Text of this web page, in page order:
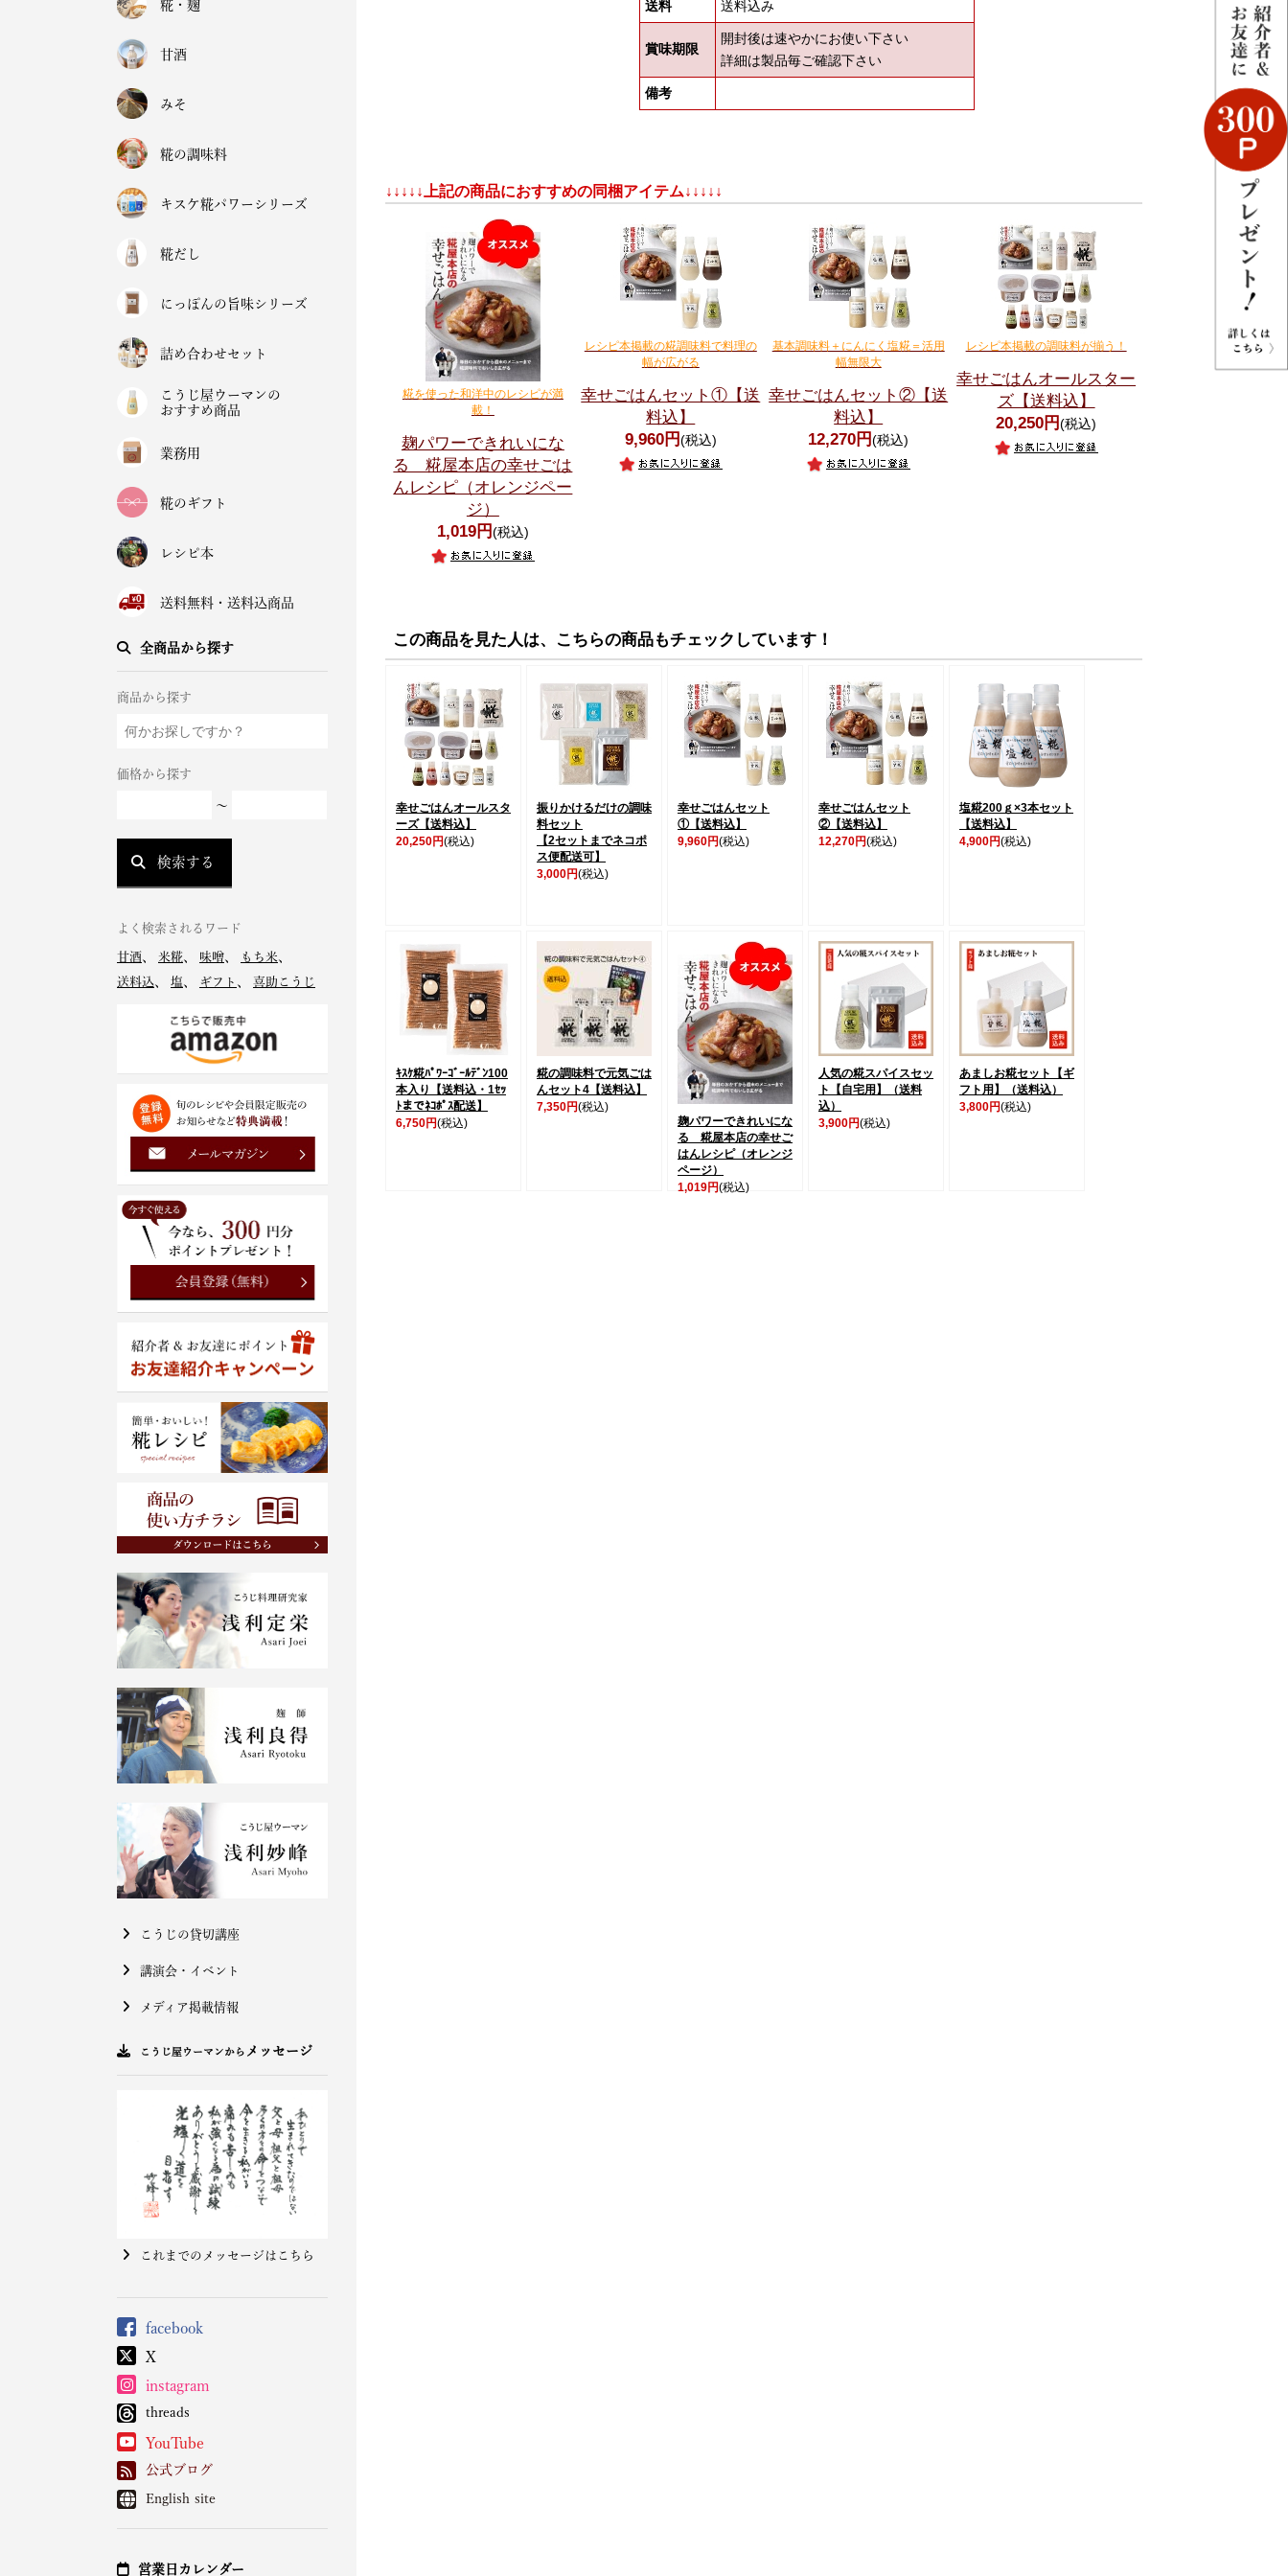
糀・麹
甘酒
みそ
糀の調味料
キスケ糀パワーシリーズ
糀だし
にっぽんの旨味シリーズ
詰め合わせセット
こうじ屋ウーマンの
おすすめ商品
業務用
糀のギフト
レシピ本
送料無料・送料込商品
全商品から探す
商品から探す
価格から探す
～
検索する
よく検索されるワード
甘酒 米糀 味噌 もち米
送料込
塩 ギフト 喜助こうじ
こうじの貸切講座
講演会・イベント
メディア掲載情報
こうじ屋ウーマンから メッセージ
これまでのメッセージはこちら
facebook
X
instagram
threads
YouTube
公式ブログ
English site
営業日カレンダー
送料 送料込み
賞味期限
開封後は速やかにお使い下さい
詳細は製品毎ご確認下さい
備考
↓↓↓↓↓上記の商品におすすめの同梱アイテム↓↓↓↓↓
糀を使った和洋中のレシピが満
載！
麹パワーできれいにな
る 糀屋本店の幸せごは
んレシピ（オレンジペー
ジ）
1,019円(税込)
レシピ本掲載の糀調味料で料理の
幅が広がる
幸せごはんセット①【送
料込】
9,960円(税込)
基本調味料＋にんにく塩糀＝活用
幅無限大
幸せごはんセット②【送
料込】
12,270円(税込)
レシピ本掲載の調味料が揃う！
幸せごはんオールスター
ズ【送料込】
20,250円(税込)
この商品を見た人は、こちらの商品もチェックしています！
幸せごはんオールスタ
ーズ【送料込】
20,250円(税込)
振りかけるだけの調味
料セット
【2セットまでネコポ
ス便配送可】
3,000円(税込)
幸せごはんセット
①【送料込】
9,960円(税込)
幸せごはんセット
②【送料込】
12,270円(税込)
塩糀200ｇ×3本セット
【送料込】
4,900円(税込)
ｷｽｹ糀ﾊﾟﾜｰｺﾞｰﾙﾃﾞﾝ100
本入り【送料込・1ｾｯ
ﾄまでﾈｺﾎﾟｽ配送】
6,750円(税込)
糀の調味料で元気ごは
んセット4【送料込】
7,350円(税込)
麹パワーできれいにな
る 糀屋本店の幸せご
はんレシピ（オレンジ
ページ）
1,019円(税込)
人気の糀スパイスセッ
ト【自宅用】（送料
込）
3,900円(税込)
あましお糀セット【ギ
フト用】（送料込）
3,800円(税込)